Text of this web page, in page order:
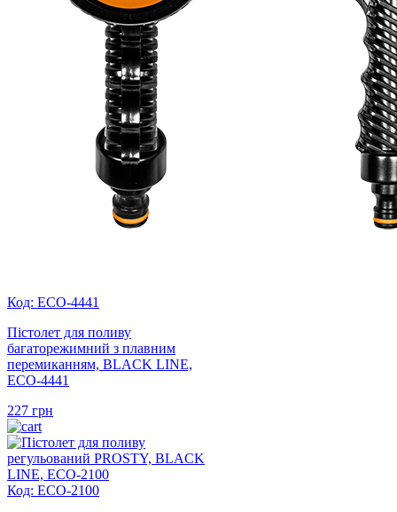
Код: ECO-4441
Пістолет для поливу
багаторежимний з плавним
перемиканням, BLACK LINE,
ECO-4441
227 грн
Код: ECO-2100